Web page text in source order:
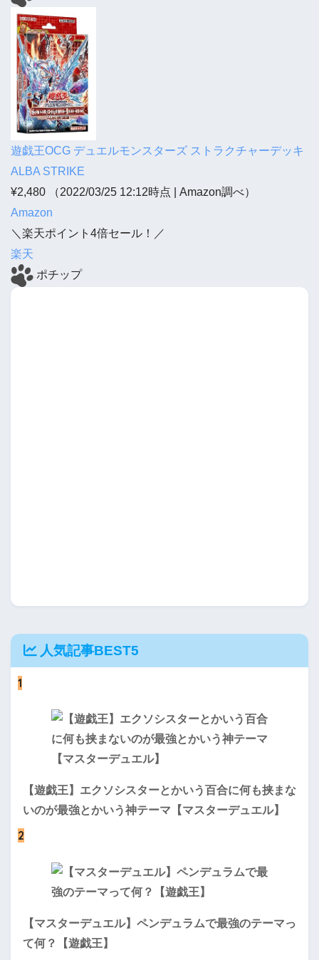
遊戯王OCG デュエルモンスターズ ストラクチャーデッキ
ALBA STRIKE
¥2,480
（2022/03/25 12:12時点 | Amazon調べ）
Amazon
＼楽天ポイント4倍セール！／
楽天
ポチップ
人気記事BEST5
1
【遊戯王】エクソシスターとかいう百合に何も挟まな
いのが最強とかいう神テーマ【マスターデュエル】
2
【マスターデュエル】ペンデュラムで最強のテーマっ
て何？【遊戯王】